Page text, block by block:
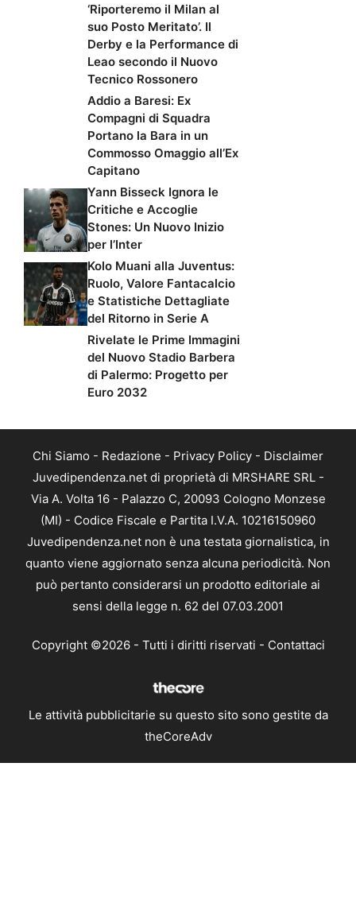
‘Riporteremo il Milan al
suo Posto Meritato’. Il
Derby e la Performance di
Leao secondo il Nuovo
Tecnico Rossonero
Addio a Baresi: Ex
Compagni di Squadra
Portano la Bara in un
Commosso Omaggio all’Ex
Capitano
Yann Bisseck Ignora le
Critiche e Accoglie
Stones: Un Nuovo Inizio
per l’Inter
Kolo Muani alla Juventus:
Ruolo, Valore Fantacalcio
e Statistiche Dettagliate
del Ritorno in Serie A
Rivelate le Prime Immagini
del Nuovo Stadio Barbera
di Palermo: Progetto per
Euro 2032
Chi Siamo - Redazione - Privacy Policy - Disclaimer
Juvedipendenza.net di proprietà di MRSHARE SRL -
Via A. Volta 16 - Palazzo C, 20093 Cologno Monzese
(MI) - Codice Fiscale e Partita I.V.A. 10216150960
Juvedipendenza.net non è una testata giornalistica, in
quanto viene aggiornato senza alcuna periodicità. Non
può pertanto considerarsi un prodotto editoriale ai
sensi della legge n. 62 del 07.03.2001
Copyright ©2026 - Tutti i diritti riservati - Contattaci
Le attività pubblicitarie su questo sito sono gestite da
theCoreAdv